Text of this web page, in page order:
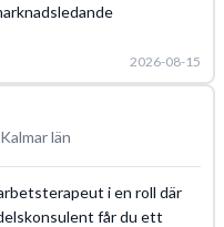
2026-08-15
län
i en roll där
får du ett